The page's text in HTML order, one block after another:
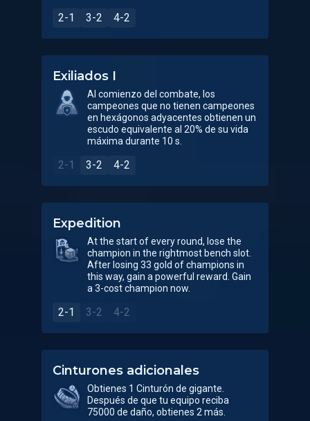
2-1 3-2 4-2
Exiliados I
Al comienzo del combate, los
campeones que no tienen campeones
en hexágonos adyacentes obtienen un
escudo equivalente al 20% de su vida
máxima durante 10 s.
2-1 3-2 4-2
Expedition
At the start of every round, lose the
champion in the rightmost bench slot.
After losing 33 gold of champions in
this way, gain a powerful reward. Gain
a 3-cost champion now.
2-1 3-2 4-2
Cinturones adicionales
Obtienes 1 Cinturón de gigante.
Después de que tu equipo reciba
75000 de daño, obtienes 2 más.